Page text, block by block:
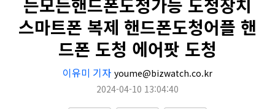
는모든핸드폰도청가능 도청장치
스마트폰 복제 핸드폰도청어플 핸
드폰 도청 에어팟 도청
이유미 기자 youme@bizwatch.co.kr
2024-04-10 13:04:40